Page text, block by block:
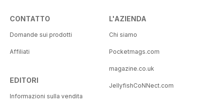
CONTATTO
Domande sui prodotti
Affiliati
EDITORI
Informazioni sulla vendita
L'AZIENDA
Chi siamo
Pocketmags.com
magazine.co.uk
JellyfishCoNNect.com